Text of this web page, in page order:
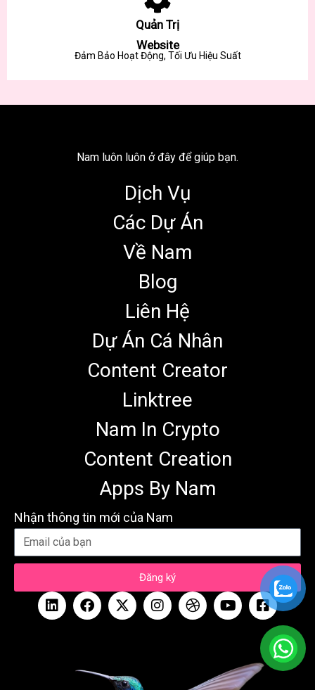
Quản Trị
Website
Đảm Bảo Hoạt Động, Tối Ưu Hiệu Suất
Nam luôn luôn ở đây để giúp bạn.
Dịch Vụ
Các Dự Án
Về Nam
Blog
Liên Hệ
Dự Án Cá Nhân
Content Creator
Linktree
Nam In Crypto
Content Creation
Apps By Nam
Nhận thông tin mới của Nam
Đăng ký